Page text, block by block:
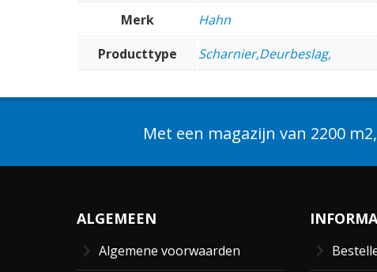
Merk
Hahn
Producttype
Scharnier,Deurbeslag,
Met een magazijn van 2200
ALGEMEEN
Algemene voorwaarden